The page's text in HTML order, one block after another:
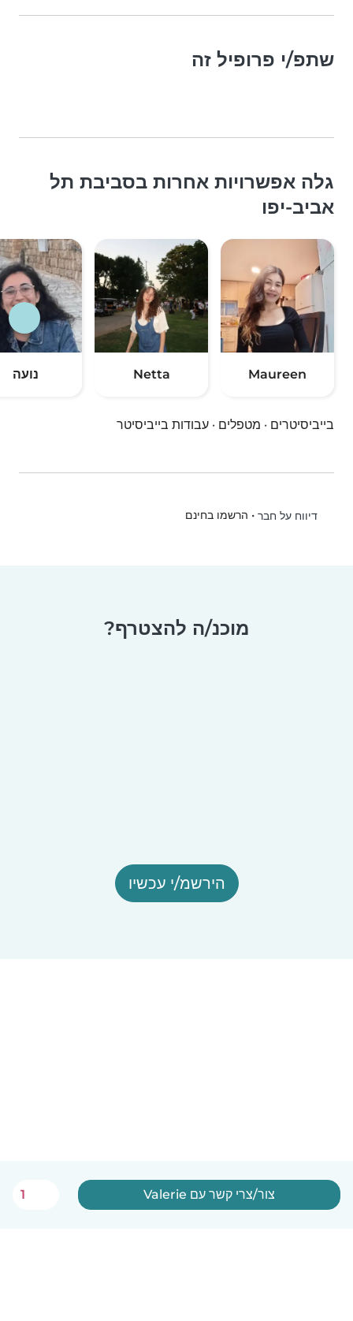
שתפ/י פרופיל זה
גלה אפשרויות אחרות בסביבת תל
אביב-יפו
Maureen
Netta נועה
בייביסיטרים · מטפלים · עבודות בייביסיטר
דיווח על חבר • הרשמו בחינם
מוכנ/ה להצטרף?
הירשמ/י עכשיו
צור/צרי קשר עם Valerie 1